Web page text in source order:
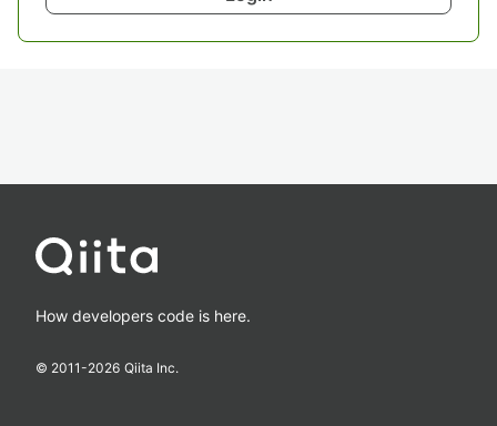
How developers code is here.
© 2011-2026 Qiita Inc.